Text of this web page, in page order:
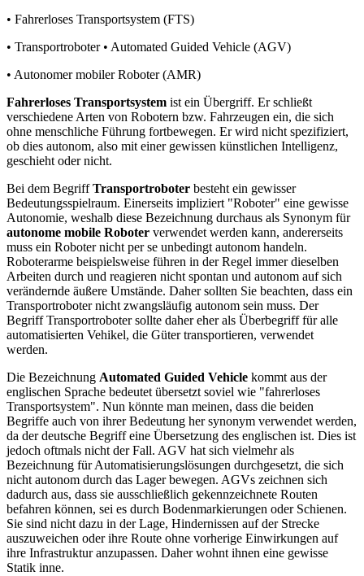
• Fahrerloses Transportsystem (FTS)
• Transportroboter • Automated Guided Vehicle (AGV)
• Autonomer mobiler Roboter (AMR)
Fahrerloses Transportsystem ist ein Übergriff. Er schließt
verschiedene Arten von Robotern bzw. Fahrzeugen ein, die sich
ohne menschliche Führung fortbewegen. Er wird nicht spezifiziert,
ob dies autonom, also mit einer gewissen künstlichen Intelligenz,
geschieht oder nicht.
Bei dem BegriffTransportroboter besteht ein gewisser
Bedeutungsspielraum. Einerseits impliziert "Roboter" eine gewisse
Autonomie, weshalb diese Bezeichnung durchaus als Synonym für
autonome mobile Roboter verwendet werden kann, andererseits
muss ein Roboter nicht per se unbedingt autonom handeln.
Roboterarme beispielsweise führen in der Regel immer dieselben
Arbeiten durch und reagieren nicht spontan und autonom auf sich
verändernde äußere Umstände. Daher sollten Sie beachten, dass ein
Transportroboter nicht zwangsläufig autonom sein muss. Der
Begriff Transportroboter sollte daher eher als Überbegriff für alle
automatisierten Vehikel, die Güter transportieren, verwendet
werden.
Die Bezeichnung Automated Guided Vehicle kommt aus der
englischen Sprache bedeutet übersetzt soviel wie "fahrerloses
Transportsystem". Nun könnte man meinen, dass die beiden
Begriffe auch von ihrer Bedeutung her synonym verwendet werden,
da der deutsche Begriff eine Übersetzung des englischen ist. Dies ist
jedoch oftmals nicht der Fall. AGV hat sich vielmehr als
Bezeichnung für Automatisierungslösungen durchgesetzt, die sich
nicht autonom durch das Lager bewegen. AGVs zeichnen sich
dadurch aus, dass sie ausschließlich gekennzeichnete Routen
befahren können, sei es durch Bodenmarkierungen oder Schienen.
Sie sind nicht dazu in der Lage, Hindernissen auf der Strecke
auszuweichen oder ihre Route ohne vorherige Einwirkungen auf
ihre Infrastruktur anzupassen. Daher wohnt ihnen eine gewisse
Statik inne.